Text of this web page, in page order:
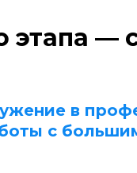
этапа —
в
с